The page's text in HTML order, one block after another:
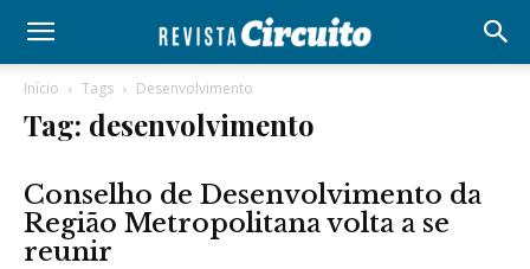
Início Tags Desenvolvimento
Tag: desenvolvimento
Conselho de Desenvolvimento da
Região Metropolitana volta a se
reunir